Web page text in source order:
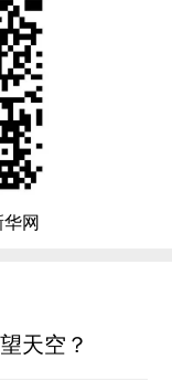
网
天空？